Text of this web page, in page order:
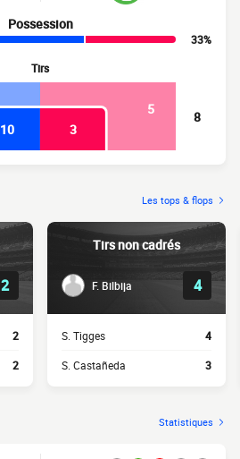
Possession
33%
Tirs
5
10
3
8
Les tops & flops
2
2
2
Tirs non cadrés
F. Bilbija 4
S. Tigges 4
S. Castañeda 3
Statistiques